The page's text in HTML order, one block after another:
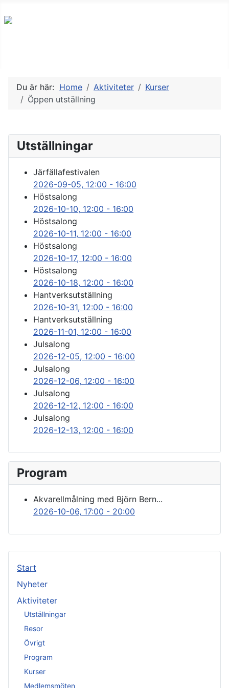
Start
Nyheter
Aktiviteter
Utställningar
Resor
Övrigt
Program
Kurser
Medlemsmöten
Du är här: Home Aktiviteter
Kurser
Öppen utställning
Utställningar
Järfällafestivalen
2026-09-05, 12:00 - 16:00
Höstsalong
2026-10-10, 12:00 - 16:00
Höstsalong
2026-10-11, 12:00 - 16:00
Höstsalong
2026-10-17, 12:00 - 16:00
Höstsalong
2026-10-18, 12:00 - 16:00
Hantverksutställning
2026-10-31, 12:00 - 16:00
Hantverksutställning
2026-11-01, 12:00 - 16:00
Julsalong
2026-12-05, 12:00 - 16:00
Julsalong
2026-12-06, 12:00 - 16:00
Julsalong
2026-12-12, 12:00 - 16:00
Julsalong
2026-12-13, 12:00 - 16:00
Program
Akvarellmålning med Björn Bern...
2026-10-06, 17:00 - 20:00